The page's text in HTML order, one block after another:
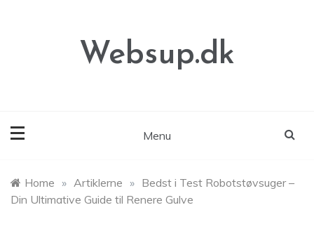
Websup.dk
Menu
Home » Artiklerne » Bedst i Test Robotstøvsuger –
Din Ultimative Guide til Renere Gulve